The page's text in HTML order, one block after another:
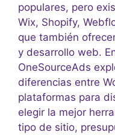
populares, pero
Wix, Shopify,
que también
y desarrollo web.
OneSourceAds
diferencias entre
plataformas para
elegir la mejor
tipo de sitio,